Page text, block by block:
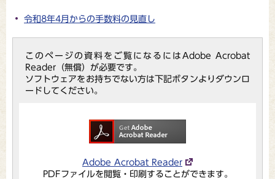
令和8年4月からの手数料の見直し
このページの資料をご覧になるにはAdobe Acrobat
Reader（無償）が必要です。
ソフトウェアをお持ちでない方は下記ボタンよりダウンロ
ードしてください。
Adobe Acrobat Reader
PDFファイルを閲覧・印刷することができます。